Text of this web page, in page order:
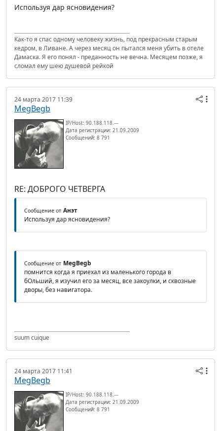
Используя дар ясновидения?
Как-то я спас одному человеку жизнь, под прекрасным старым
кедром, в Ливане. А через месяц он пытался меня убить в отеле
Дамаска. Я его понял - преданность не вечна. Месяцем позже, я
сломал ему шею душевой рейкой
24 марта 2017 11:39
MegBegb
IP/Host: 90.188.118.---
Дата регистрации: 21.09.2009
Сообщений: 8 791
RE: ДОБРОГО ЧЕТВЕРГА
Сообщение от Анэт
Используя дар ясновидения?
Сообщение от MegBegb
помнится когда я приехал из маленького города в
бОльший, я изучил его за месяц, все закоулки, и сквозные
дворы, без навигатора.
suum cuique
24 марта 2017 11:41
MegBegb
IP/Host: 90.188.118.---
Дата регистрации: 21.09.2009
Сообщений: 8 791